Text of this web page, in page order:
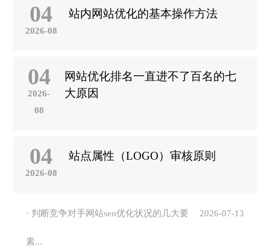
04
2026-08
站内网站优化的基本操作方法
04
2026-
08
网站优化排名一直进不了百名的七
大原因
04
2026-08
站点属性（LOGO）审核原则
2026-07-13
· 判断竞争对手网站seo优化状况的几大要
素...